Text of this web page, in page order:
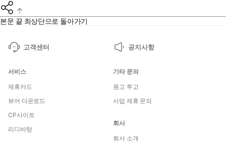
본문 끝 최상단으로 돌아가기
고객센터 공지사항
서비스
제휴카드
뷰어 다운로드
CP사이트
리디바탕
기타 문의
원고 투고
사업 제휴 문의
회사
회사 소개